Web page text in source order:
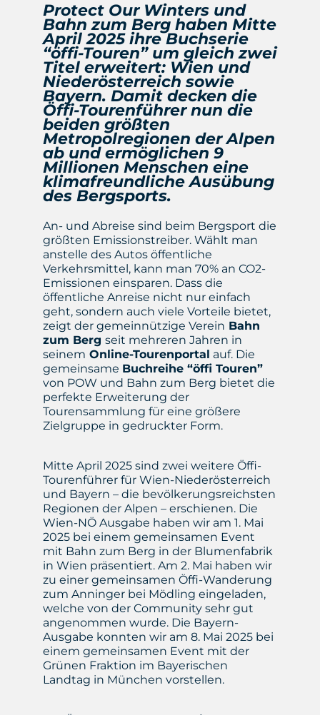
Protect Our Winters und
Bahn zum Berg haben Mitte
April 2025 ihre Buchserie
“öffi-Touren” um gleich zwei
Titel erweitert: Wien und
Niederösterreich sowie
Bayern. Damit decken die
Öffi-Tourenführer nun die
beiden größten
Metropolregionen der Alpen
ab und ermöglichen 9
Millionen Menschen eine
klimafreundliche Ausübung
des Bergsports.
An- und Abreise sind beim Bergsport die
größten Emissionstreiber. Wählt man
anstelle des Autos öffentliche
Verkehrsmittel, kann man 70% an CO2-
Emissionen einsparen. Dass die
öffentliche Anreise nicht nur einfach
geht, sondern auch viele Vorteile bietet,
zeigt der gemeinnützige Verein Bahn
zum Berg seit mehreren Jahren in
seinem Online-Tourenportal auf. Die
gemeinsame Buchreihe “öffi Touren”
von POW und Bahn zum Berg bietet die
perfekte Erweiterung der
Tourensammlung für eine größere
Zielgruppe in gedruckter Form.
Mitte April 2025 sind zwei weitere Öffi-
Tourenführer für Wien-Niederösterreich
und Bayern – die bevölkerungsreichsten
Regionen der Alpen – erschienen. Die
Wien-NÖ Ausgabe haben wir am 1. Mai
2025 bei einem gemeinsamen Event
mit Bahn zum Berg in der Blumenfabrik
in Wien präsentiert. Am 2. Mai haben wir
zu einer gemeinsamen Öffi-Wanderung
zum Anninger bei Mödling eingeladen,
welche von der Community sehr gut
angenommen wurde. Die Bayern-
Ausgabe konnten wir am 8. Mai 2025 bei
einem gemeinsamen Event mit der
Grünen Fraktion im Bayerischen
Landtag in München vorstellen.